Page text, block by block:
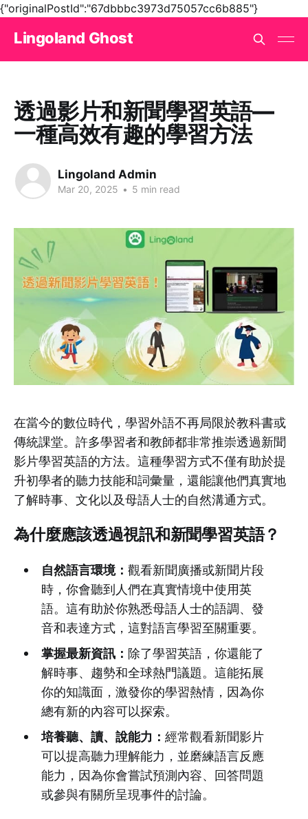
{"originalPostId":"67dbbbc3973d75057cc6b885"}
Lingoland Ghost
透過影片和新聞學習英語—
一種高效有趣的學習方法
Lingoland Admin
Mar 20, 2025 • 5 min read
在當今的數位時代，學習外語不再局限於教科書或
傳統課堂。許多學習者和教師都非常推崇透過新聞
影片學習英語的方法。這種學習方式不僅有助於提
升初學者的聽力技能和詞彙量，還能讓他們真實地
了解時事、文化以及母語人士的自然溝通方式。
為什麼應該透過視訊和新聞學習英語？
自然語言環境： 觀看新聞廣播或新聞片段
時，你會聽到人們在真實情境中使用英
語。這有助於你熟悉母語人士的語調、發
音和表達方式，這對語言學習至關重要。
掌握最新資訊： 除了學習英語，你還能了
解時事、趨勢和全球熱門議題。這能拓展
你的知識面，激發你的學習熱情，因為你
總有新的內容可以探索。
培養聽、讀、說能力： 經常觀看新聞影片
可以提高聽力理解能力，並磨練語言反應
能力，因為你會嘗試預測內容、回答問題
或參與有關所呈現事件的討論。